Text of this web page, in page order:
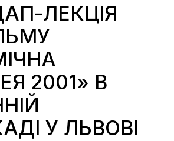
ЛЕКЦІЯ
2001» В
У ЛЬВОВІ